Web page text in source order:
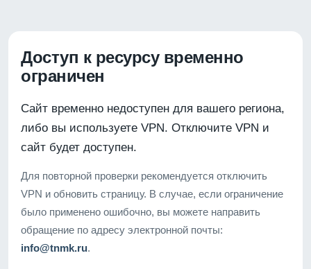
Доступ к ресурсу временно
ограничен
Сайт временно недоступен для вашего региона,
либо вы используете VPN. Отключите VPN и
сайт будет доступен.
Для повторной проверки рекомендуется отключить
VPN и обновить страницу. В случае, если ограничение
было применено ошибочно, вы можете направить
обращение по адресу электронной почты:
info@tnmk.ru.